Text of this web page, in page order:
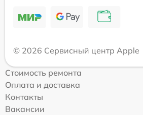
© 2026 Сервисный центр Apple
Стоимость ремонта
Оплата и доставка
Контакты
Вакансии